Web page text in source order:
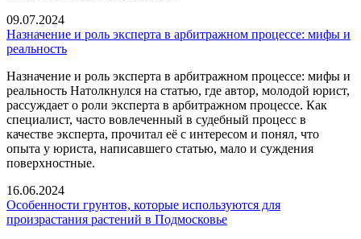
09.07.2024
Назначение и роль эксперта в арбитражном процессе: мифы и
реальность
Назначение и роль эксперта в арбитражном процессе: мифы и
реальность Натолкнулся на статью, где автор, молодой юрист,
рассуждает о роли эксперта в арбитражном процессе. Как
специалист, часто вовлеченный в судебный процесс в
качестве эксперта, прочитал её с интересом и понял, что
опыта у юриста, написавшего статью, мало и суждения
поверхностные.
16.06.2024
Особенности грунтов, которые используются для
произрастания растений в Подмосковье